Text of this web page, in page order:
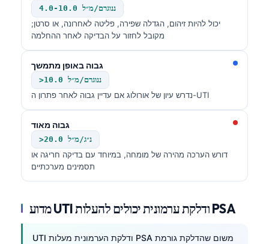
4.0-10.0 ננוגרם/מ״ל
יכול להיות זיהום, הגדלה שפירה, פליטה לאחרונה, או סרטן;
מקובל לחזור על הבדיקה לאחר ההחלמה
גבוה באופן מתמשך
>10.0 ננוגרם/מ״ל
נדרש עיון של אורולוג אם עדיין גבוה לאחר פתרון ה-UTI
גבוה מאוד
>20.0 נ״ג/מ״ל
דורש הערכה מהירה של מומחה, במיוחד עם בדיקה חריגה או
תסמינים מערכתיים
מדוע UTI ודלקת ערמונית יכולים להעלות PSA
UTI ודלקת הערמונית מעלות PSA משום שהדלקת גורמת